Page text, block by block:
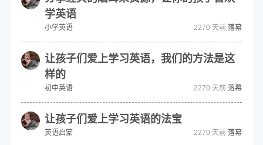
学英语
小学英语 2270 天前 落幕
让孩子们爱上学习英语，我们的方法是这
样的
初中英语 2270 天前 落幕
让孩子们爱上学习英语的法宝
英语启蒙 2270 天前 落幕